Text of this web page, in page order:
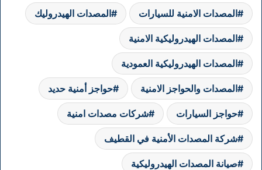
المصدات الامنية للسيارات المصدات الهيدروليك
المصدات الهيدروليكية الامنية
المصدات الهيدروليكية العمودية
المصدات والحواجز الامنية حواجز أمنية حديد
حواجز السيارات شركات مصدات امنية
شركة المصدات الأمنية في القطيف
صيانة المصدات الهيدروليكية